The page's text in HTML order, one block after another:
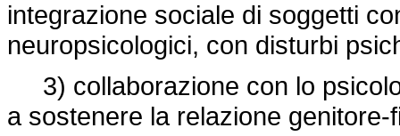
integrazione sociale di soggetti
neuropsicologici, con disturbi
3) collaborazione con lo
a sostenere la relazione